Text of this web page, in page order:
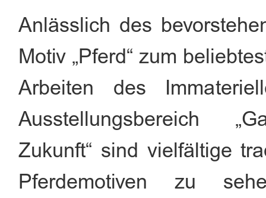
Anlässlich des
Motiv „Pferd“ zum
Arbeiten des
Ausstellungsbereich
Zukunft“ sind vielfältige
Pferdemotiven zu